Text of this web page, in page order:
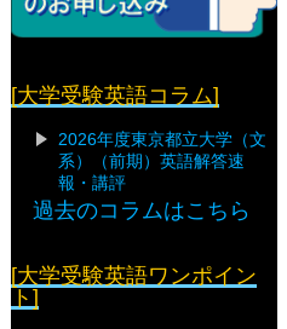
[大学受験英語コラム]
2026年度東京都立大学（文
系）（前期）英語解答速
報・講評
過去のコラムはこちら
[大学受験英語ワンポイン
ト]